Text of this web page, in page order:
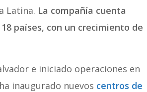
Latina. La compañía cuenta
países, con un crecimiento de
e iniciado operaciones en
inaugurado nuevos centros de